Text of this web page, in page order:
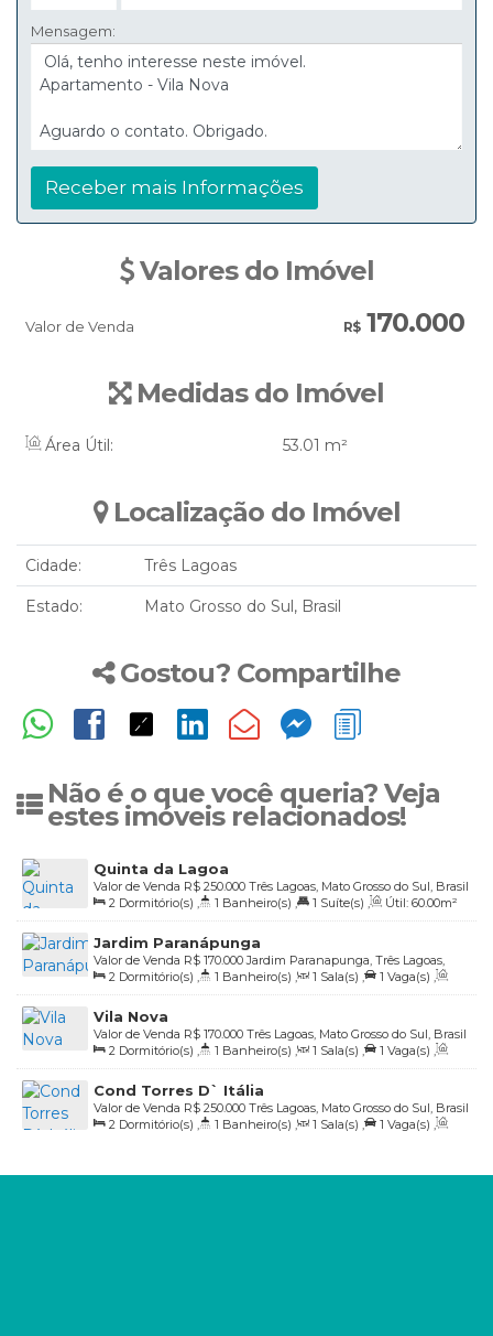
Mensagem:
Valores do Imóvel
R$170.000
Valor de Venda
Medidas do Imóvel
Área Útil: 53.01 m²
Localização do Imóvel
Cidade: Três Lagoas
Estado: Mato Grosso do Sul, Brasil
Gostou? Compartilhe
Não é o que você queria? Veja
estes imóveis relacionados!
Quinta da Lagoa
R$ 250.000
Valor de Venda
Três Lagoas, Mato Grosso do Sul, Brasil
2 Dormitório(s) , 1 Banheiro(s) , 1 Suíte(s) , Útil: 60.00m²
Jardim Paranápunga
R$ 170.000
Valor de Venda
Jardim Paranapunga, Três Lagoas,
Mato Grosso do Sul, Brasil
2 Dormitório(s) , 1 Banheiro(s) , 1 Sala(s) , 1 Vaga(s) ,
Útil: 53.00~ 54.00m²
Vila Nova
R$ 170.000
Valor de Venda
Três Lagoas, Mato Grosso do Sul, Brasil
2 Dormitório(s) , 1 Banheiro(s) , 1 Sala(s) , 1 Vaga(s) ,
Útil: 53.01m²
Cond Torres D` Itália
R$ 250.000
Valor de Venda
Três Lagoas, Mato Grosso do Sul, Brasil
2 Dormitório(s) , 1 Banheiro(s) , 1 Sala(s) , 1 Vaga(s) ,